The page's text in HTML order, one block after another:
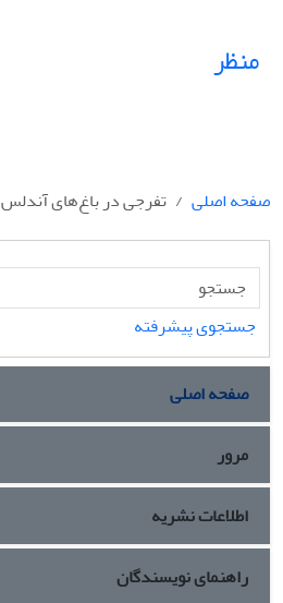
منظر
صفحه اصلی تفرجی در باغ‌های آندلس
جستجوی پیشرفته
صفحه اصلی
مرور
اطلاعات نشریه
راهنمای نویسندگان